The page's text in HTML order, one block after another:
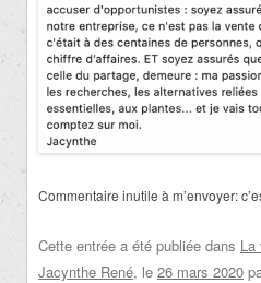
Commentaire inutile à m’envoyer:
Cette entrée a été publiée dans La
Jacynthe René, le 26 mars 2020